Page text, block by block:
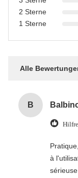
2 Sterne
1 Sterne
Alle
B
à